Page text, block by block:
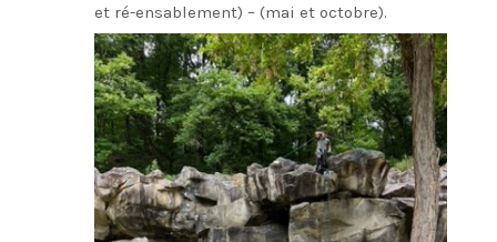
et ré-ensablement) – (mai et octobre).